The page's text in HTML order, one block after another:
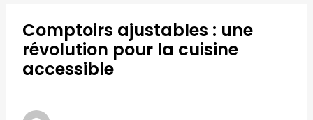
Comptoirs ajustables : une
révolution pour la cuisine
accessible